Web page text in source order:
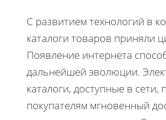
С развитием технологий в
каталоги товаров приняли
Появление интернета
дальнейшей эволюции.
каталоги, доступные в сети,
покупателям мгновенный